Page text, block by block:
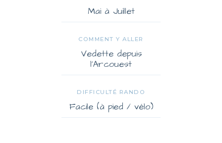
Mai à Juillet
COMMENT Y ALLER
Vedette depuis
l’Arcouest
DIFFICULTÉ RANDO
Facile (à pied / vélo)